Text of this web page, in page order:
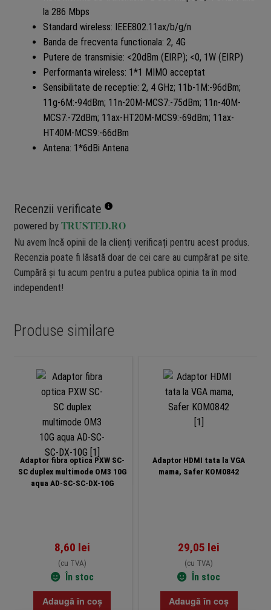
la 286 Mbps
Standard wireless: IEEE802.11ax/b/g/n
Banda de frecventa functionala: 2, 4G
Putere de transmisie: <20dBm (EIRP); <0, 1W (EIRP)
Performanta wireless: 1*1 MIMO acceptat
Sensibilitate de receptie: 2, 4 GHz; 11b-1M:-96dBm;
11g-6M:-94dBm; 11n-20M-MCS7:-75dBm; 11n-40M-
MCS7:-72dBm; 11ax-HT20M-MCS9:-69dBm; 11ax-
HT40M-MCS9:-66dBm
Antena: 1*6dBi Antena
Recenzii verificate
powered by TRUSTED.RO
Nu avem încă opinii de la clienți verificați pentru acest produs.
Recenzia poate fi lăsată doar de cei care au cumpărat pe site.
Cumpără și tu acum pentru a putea publica opinia ta în mod
independent!
Produse similare
Adaptor fibra optica PXW SC-
SC duplex multimode OM3 10G
aqua AD-SC-SC-DX-10G
8,60 lei
(cu TVA)
În stoc
Adaugă în coș
Adaptor HDMI tata la VGA
mama, Safer KOM0842
29,05 lei
(cu TVA)
În stoc
Adaugă în coș